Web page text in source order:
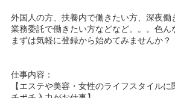
外国人の方、扶養内で働きたい方、深夜働
業務委託で働きたい方などなど。。。色ん
まずは気軽に登録から始めてみませんか？
仕事内容：
【エステや美容・女性のライフスタイル